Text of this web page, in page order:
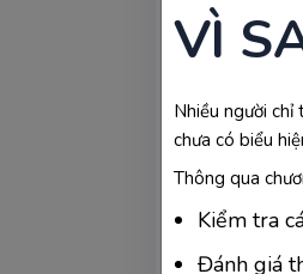
>>> Xem
Đây được
VÌ
Nhiều người
chưa có biểu
Thông qua
Kiểm tra
Đánh giá